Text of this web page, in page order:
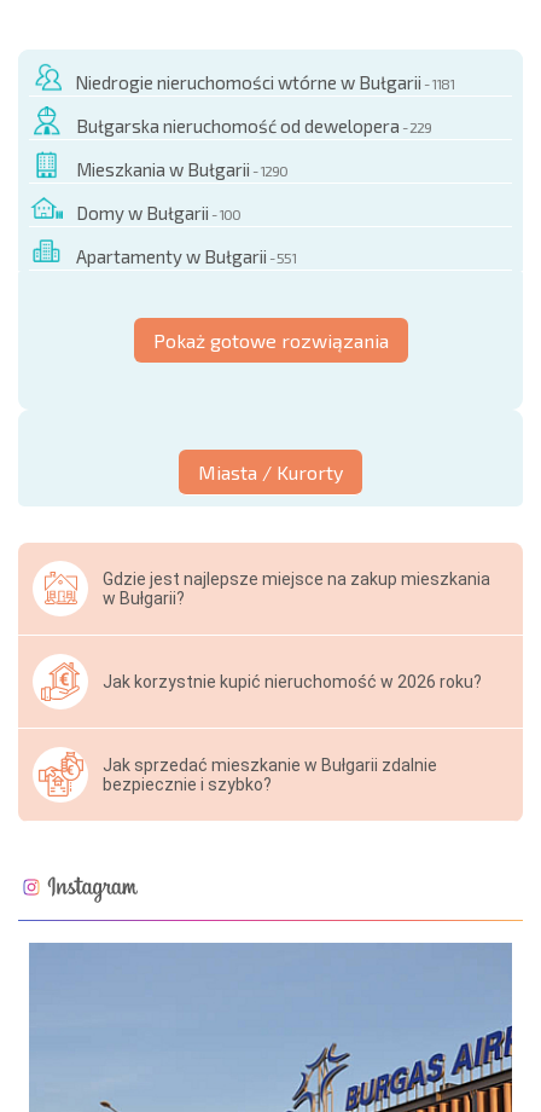
Niedrogie nieruchomości wtórne w Bułgarii - 1181
Bułgarska nieruchomość od dewelopera - 229
Mieszkania w Bułgarii - 1290
Domy w Bułgarii - 100
Apartamenty w Bułgarii - 551
Pokaż gotowe rozwiązania
Miasta / Kurorty
Gdzie jest najlepsze miejsce na zakup mieszkania
w Bułgarii?
Jak korzystnie kupić nieruchomość w 2026 roku?
Jak sprzedać mieszkanie w Bułgarii zdalnie
bezpiecznie i szybko?